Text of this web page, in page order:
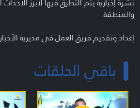
والمنطقة.
إعداد وتقديم فريق العمل في مديرية
باقي الحلقات